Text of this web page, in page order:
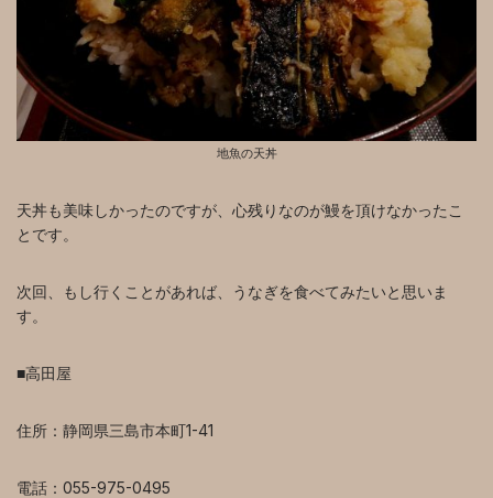
地魚の天丼
天丼も美味しかったのですが、心残りなのが鰻を頂けなかったこ
とです。
次回、もし行くことがあれば、うなぎを食べてみたいと思いま
す。
■高田屋
住所： 静岡県三島市本町1-41
電話： 055-975-0495